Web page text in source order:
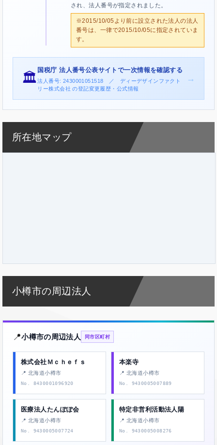
され、法人番号が指定されました。
※2015/10/05より前に設立された法人の法人
番号は、一律で2015/10/05に指定されていま
す。
🏛️
国税庁 法人番号公表サイトで一次情報を確認する
法人番号: 2430001051518 ／ ディーデザインファクト
リー株式会社 の登記変更履歴・公式情報
→
所在地マップ
小樽市の周辺法人
📍小樽市の周辺法人 同市区町村
株式会社Ｍｃｈｅｆｓ
📍 北海道小樽市
No. 8430001096920
本楽寺
📍 北海道小樽市
No. 9430005007889
医療法人たんぽぽ会
📍 北海道小樽市
No. 9430005007724
特定非営利活動法人陽
📍 北海道小樽市
No. 9430005008276